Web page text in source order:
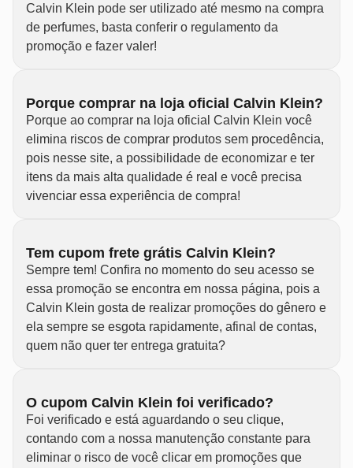
Calvin Klein pode ser utilizado até mesmo na compra
de perfumes, basta conferir o regulamento da
promoção e fazer valer!
Porque comprar na loja oficial Calvin Klein?
Porque ao comprar na loja oficial Calvin Klein você
elimina riscos de comprar produtos sem procedência,
pois nesse site, a possibilidade de economizar e ter
itens da mais alta qualidade é real e você precisa
vivenciar essa experiência de compra!
Tem cupom frete grátis Calvin Klein?
Sempre tem! Confira no momento do seu acesso se
essa promoção se encontra em nossa página, pois a
Calvin Klein gosta de realizar promoções do gênero e
ela sempre se esgota rapidamente, afinal de contas,
quem não quer ter entrega gratuita?
O cupom Calvin Klein foi verificado?
Foi verificado e está aguardando o seu clique,
contando com a nossa manutenção constante para
eliminar o risco de você clicar em promoções que